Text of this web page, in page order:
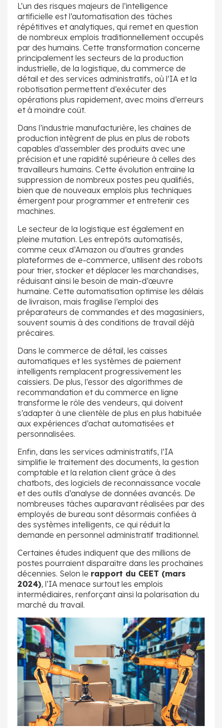
L’un des risques majeurs de l’intelligence
artificielle est l’automatisation des tâches
répétitives et analytiques, qui remet en question
de nombreux emplois traditionnellement occupés
par des humains. Cette transformation concerne
principalement les secteurs de la production
industrielle, de la logistique, du commerce de
détail et des services administratifs, où l’IA et la
robotisation permettent d’exécuter des
opérations plus rapidement, avec moins d’erreurs
et à moindre coût.
Dans l’industrie manufacturière, les chaînes de
production intègrent de plus en plus de robots
capables d’assembler des produits avec une
précision et une rapidité supérieure à celles des
travailleurs humains. Cette évolution entraîne la
suppression de nombreux postes peu qualifiés,
bien que de nouveaux emplois plus techniques
émergent pour programmer et entretenir ces
machines.
Le secteur de la logistique est également en
pleine mutation. Les entrepôts automatisés,
comme ceux d’Amazon ou d’autres grandes
plateformes de e-commerce, utilisent des robots
pour trier, stocker et déplacer les marchandises,
réduisant ainsi le besoin de main-d’œuvre
humaine. Cette automatisation optimise les délais
de livraison, mais fragilise l’emploi des
préparateurs de commandes et des magasiniers,
souvent soumis à des conditions de travail déjà
précaires.
Dans le commerce de détail, les caisses
automatiques et les systèmes de paiement
intelligents remplacent progressivement les
caissiers. De plus, l’essor des algorithmes de
recommandation et du commerce en ligne
transforme le rôle des vendeurs, qui doivent
s’adapter à une clientèle de plus en plus habituée
aux expériences d’achat automatisées et
personnalisées.
Enfin, dans les services administratifs, l’IA
simplifie le traitement des documents, la gestion
comptable et la relation client grâce à des
chatbots, des logiciels de reconnaissance vocale
et des outils d’analyse de données avancés. De
nombreuses tâches auparavant réalisées par des
employés de bureau sont désormais confiées à
des systèmes intelligents, ce qui réduit la
demande en personnel administratif traditionnel.
Certaines études indiquent que des millions de
postes pourraient disparaître dans les prochaines
décennies. Selon le rapport du CEET (mars
2024), l’IA menace surtout les emplois
intermédiaires, renforçant ainsi la polarisation du
marché du travail.